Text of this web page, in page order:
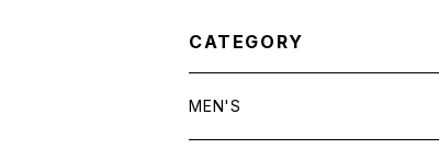
CATEGORY
MEN'S